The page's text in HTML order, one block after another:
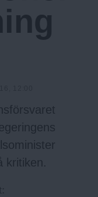
n
y
kritiken.